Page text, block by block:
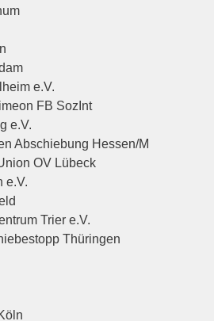
e.V.
FB SozInt
e.V.
Abschiebung Hessen/M
OV Lübeck
e.V.
Trier e.V.
Thüringen